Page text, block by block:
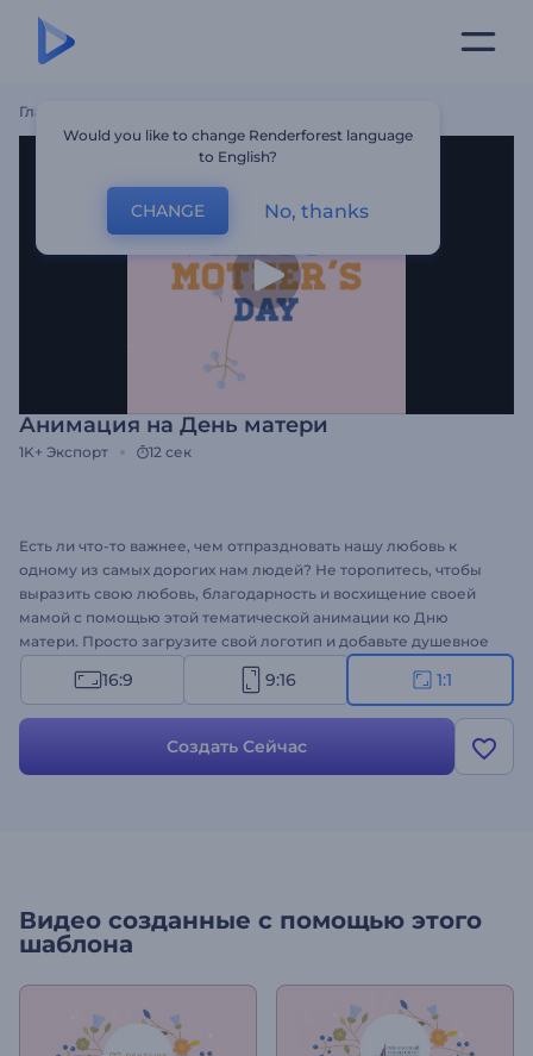
Главная
Анимация на День матери
1K+ Экспорт 12 сек
Есть ли что-то важнее, чем отпраздновать нашу любовь к
одному из самых дорогих нам людей? Не торопитесь, чтобы
выразить свою любовь, благодарность и восхищение своей
мамой с помощью этой тематической анимации ко Дню
матери. Просто загрузите свой логотип и добавьте душевное
послание, которым хотите поделиться в этот особенный день.
Приготовьтесь
создать свою анимацию
, полную искренних
16:9 9:16 1:1
Создать Сейчас
Видео созданные с помощью этого
шаблона
Would you like to change Renderforest language
to English?
CHANGE No, thanks